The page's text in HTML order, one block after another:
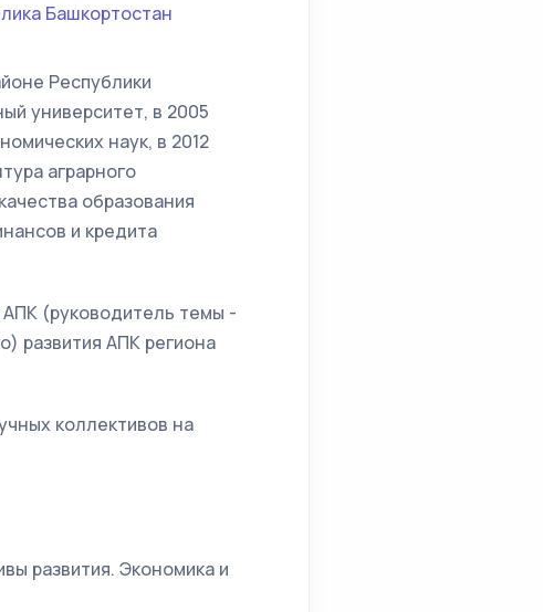
Башкортостан
Республики
университет, в 2005
наук, в 2012
аграрного
образования
и кредита
(руководитель темы -
развития АПК региона
коллективов на
развития. Экономика и